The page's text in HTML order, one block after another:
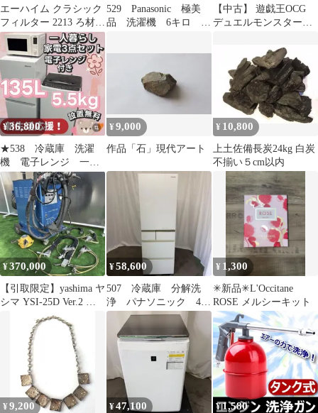
エーハイム クラシック
フィルター 2213 ろ材付
セット 2213320
529 Panasonic 極美
品 洗濯機 6キロ 設
【中古】 遊戯王OCG
デュエルモンスターズ
¥36,800
★538 冷蔵庫 洗濯
機 電子レンジ 一人
暮らし 安い 設置無
料 家電セット
¥9,000
作品「石」現代アート
¥ 10,800
上土佐備長炭24kg 白炭
不揃い５cm以内
¥370,000
【引取限定】yashima ヤ
シマ YSI-25D Ver.2 スポ
ット溶接機
¥58,600
507 冷蔵庫 分解洗
浄 パナソニック 400
㍑-500㍑ 右開き 設
置無料
¥ 1,300
✳︎新品✳︎L'Occitane
ROSE メルシーキット
¥9,200 ¥47,100 ¥1,580